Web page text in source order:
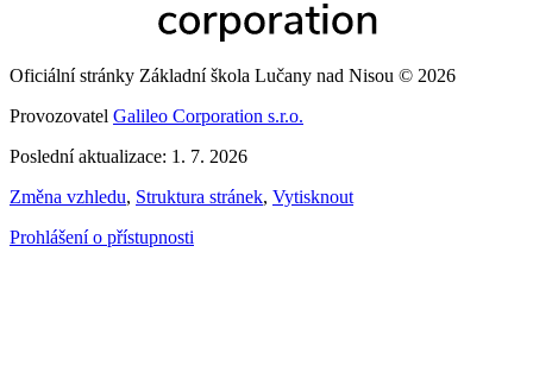
Oficiální stránky Základní škola Lučany nad Nisou © 2026
Provozovatel Galileo Corporation s.r.o.
Poslední aktualizace: 1. 7. 2026
Změna vzhledu, Struktura stránek, Vytisknout
Prohlášení o přístupnosti